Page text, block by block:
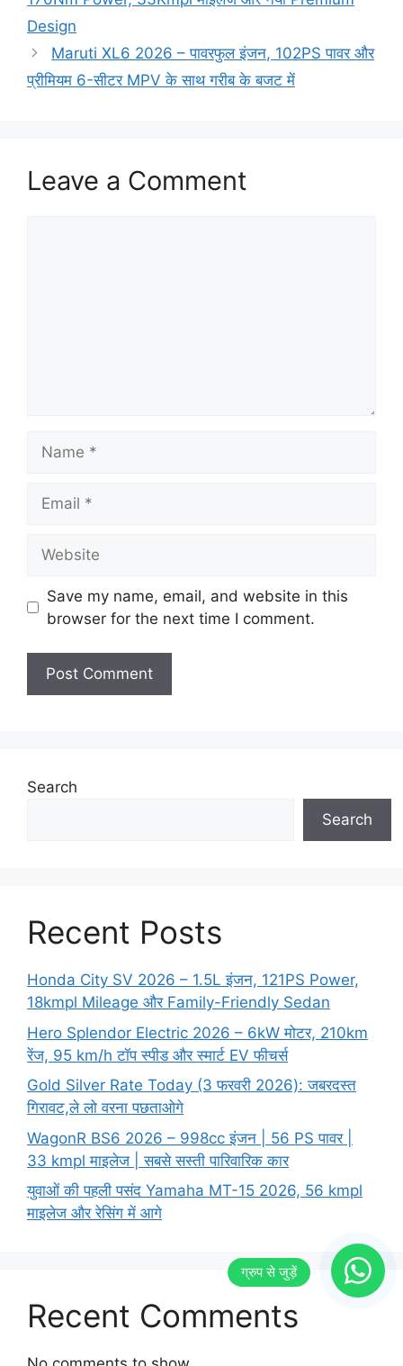
Design
Maruti XL6 2026 – पावरफुल इंजन, 102PS पावर और
प्रीमियम 6-सीटर MPV के साथ गरीब के बजट में
Leave a Comment
Save my name, email, and website in this
browser for the next time I comment.
Search
Search
Recent Posts
Honda City SV 2026 – 1.5L इंजन, 121PS Power,
18kmpl Mileage और Family-Friendly Sedan
Hero Splendor Electric 2026 – 6kW मोटर, 210km
रेंज, 95 km/h टॉप स्पीड और स्मार्ट EV फीचर्स
Gold Silver Rate Today (3 फरवरी 2026): जबरदस्त
गिरावट,ले लो वरना पछताओगे
WagonR BS6 2026 – 998cc इंजन | 56 PS पावर |
33 kmpl माइलेज | सबसे सस्ती पारिवारिक कार
युवाओं की पहली पसंद Yamaha MT-15 2026, 56 kmpl
माइलेज और रेसिंग में आगे
Recent Comments